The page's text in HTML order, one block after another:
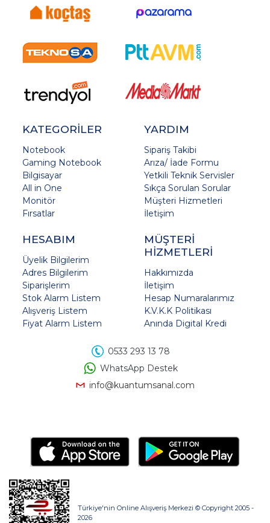
KATEGORİLER
Notebook
Gaming Notebook
Bilgisayar
All in One
Monitör
Fırsatlar
YARDIM
Sipariş Takibi
Arıza/ İade Formu
Yetkili Teknik Servisler
Sıkça Sorulan Sorular
Müşteri Hizmetleri
İletişim
HESABIM
Üyelik Bilgilerim
Adres Bilgilerim
Siparişlerim
Stok Alarm Listem
Alışveriş Listem
Fiyat Alarm Listem
MÜŞTERİ
HİZMETLERİ
Hakkımızda
İletişim
Hesap Numaralarımız
K.V.K.K Politikası
Anında Digital Kredi
0533 293 13 78
WhatsApp Destek
info@kuantumsanal.com
Türkiye'nin Online Alışveriş Merkezi © Copyright 2005 -
2026